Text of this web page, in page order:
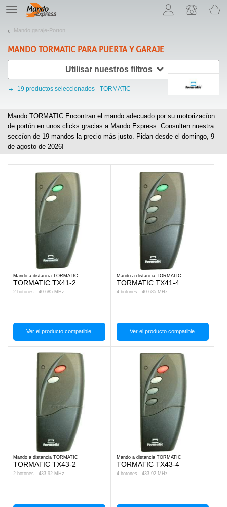
TE
navigation
Mando garaje-Porton
MANDO TORMATIC PARA PUERTA Y GARAJE
Utilisar nuestros filtros
19 productos seleccionados - TORMATIC
Mando TORMATIC Encontran el mando adecuado por su motorizacíon
de portón en unos clicks gracias a Mando Express. Consulten nuestra
seccíon de 19 mandos la precio más justo. Pidan desde el domingo, 9
de agosto de 2026!
Mando a distancia TORMATIC
TORMATIC TX41-2
2 botones - 40.685 MHz
Ver el producto compatible.
Mando a distancia TORMATIC
TORMATIC TX41-4
4 botones - 40.685 MHz
Ver el producto compatible.
Mando a distancia TORMATIC
TORMATIC TX43-2
2 botones - 433.92 MHz
Mando a distancia TORMATIC
TORMATIC TX43-4
4 botones - 433.92 MHz
¡Permítenos presentarte nuestras cookies!